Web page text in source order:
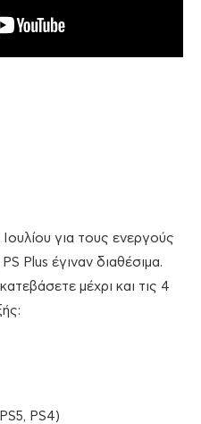
για τους ενεργούς
Plus έγιναν διαθέσιμα.
μέχρι και τις 4
PS4)